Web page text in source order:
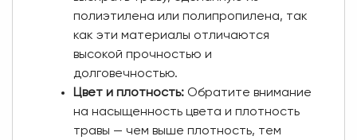
полиэтилена или полипропилена, так
как эти материалы отличаются
высокой прочностью и
долговечностью.
Цвет и плотность:Обратите внимание
на насыщенность цвета и плотность
травы — чем выше плотность, тем